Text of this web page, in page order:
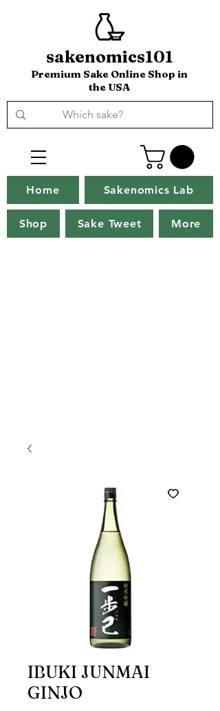
sakenomics101
Premium Sake Online Shop in
the USA
Home Sakenomics Lab
Shop Sake Tweet More
IBUKI JUNMAI
GINJO